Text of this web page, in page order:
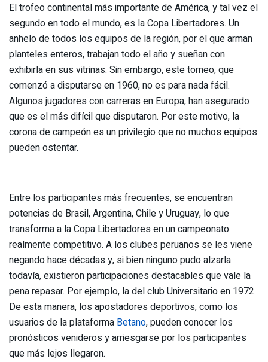
El trofeo continental más importante de América, y tal vez el
segundo en todo el mundo, es la Copa Libertadores. Un
anhelo de todos los equipos de la región, por el que arman
planteles enteros, trabajan todo el año y sueñan con
exhibirla en sus vitrinas. Sin embargo, este torneo, que
comenzó a disputarse en 1960, no es para nada fácil.
Algunos jugadores con carreras en Europa, han asegurado
que es el más difícil que disputaron. Por este motivo, la
corona de campeón es un privilegio que no muchos equipos
pueden ostentar.
Entre los participantes más frecuentes, se encuentran
potencias de Brasil, Argentina, Chile y Uruguay, lo que
transforma a la Copa Libertadores en un campeonato
realmente competitivo. A los clubes peruanos se les viene
negando hace décadas y, si bien ninguno pudo alzarla
todavía, existieron participaciones destacables que vale la
pena repasar. Por ejemplo, la del club Universitario en 1972.
De esta manera, los apostadores deportivos, como los
usuarios de la plataforma Betano, pueden conocer los
pronósticos venideros y arriesgarse por los participantes
que más lejos llegaron.